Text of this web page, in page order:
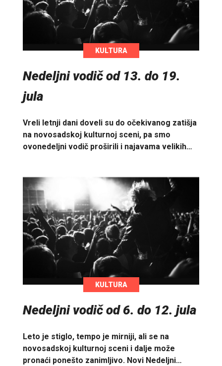
KULTURA
Nedeljni vodič od 13. do 19.
jula
Vreli letnji dani doveli su do očekivanog zatišja
na novosadskoj kulturnoj sceni, pa smo
ovonedeljni vodič proširili i najavama velikih…
KULTURA
Nedeljni vodič od 6. do 12. jula
Leto je stiglo, tempo je mirniji, ali se na
novosadskoj kulturnoj sceni i dalje može
pronaći ponešto zanimljivo. Novi Nedeljni…